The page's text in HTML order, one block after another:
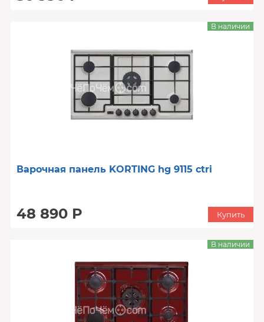
Варочная панель KORTING hg 9115 ctri
48 890 Р
В наличии
Купить
В наличии